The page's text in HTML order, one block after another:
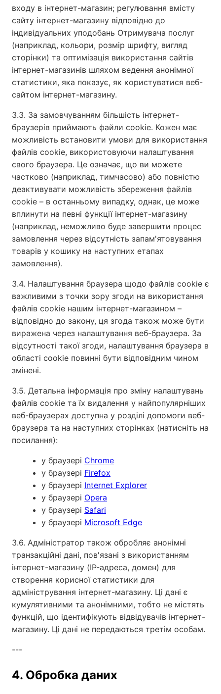
входу в інтернет-магазин; регулювання вмісту
сайту інтернет-магазину відповідно до
індивідуальних уподобань Отримувача послуг
(наприклад, кольори, розмір шрифту, вигляд
сторінки) та оптимізація використання сайтів
інтернет-магазинів шляхом ведення анонімної
статистики, яка показує, як користуватися веб-
сайтом інтернет-магазину.
3.3. За замовчуванням більшість інтернет-
браузерів приймають файли cookie. Кожен має
можливість встановити умови для використання
файлів cookie, використовуючи налаштування
свого браузера. Це означає, що ви можете
частково (наприклад, тимчасово) або повністю
деактивувати можливість збереження файлів
cookie – в останньому випадку, однак, це може
вплинути на певні функції інтернет-магазину
(наприклад, неможливо буде завершити процес
замовлення через відсутність запам'ятовування
товарів у кошику на наступних етапах
замовлення).
3.4. Налаштування браузера щодо файлів cookie є
важливими з точки зору згоди на використання
файлів cookie нашим інтернет-магазином –
відповідно до закону, ця згода також може бути
виражена через налаштування веб-браузера. За
відсутності такої згоди, налаштування браузера в
області cookie повинні бути відповідним чином
змінені.
3.5. Детальна інформація про зміну налаштувань
файлів cookie та їх видалення у найпопулярніших
веб-браузерах доступна у розділі допомоги веб-
браузера та на наступних сторінках (натисніть на
посилання):
у браузері Chrome
у браузері Firefox
у браузері Internet Explorer
у браузері Opera
у браузері Safari
у браузері Microsoft Edge
3.6. Адміністратор також обробляє анонімні
транзакційні дані, пов'язані з використанням
інтернет-магазину (IP-адреса, домен) для
створення корисної статистики для
адміністрування інтернет-магазину. Ці дані є
кумулятивними та анонімними, тобто не містять
функцій, що ідентифікують відвідувачів інтернет-
магазину. Ці дані не передаються третім особам.
---
4. Обробка даних